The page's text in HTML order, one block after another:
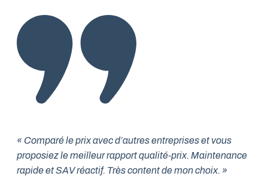
« Comparé le prix avec d’autres entreprises et vous
proposiez le meilleur rapport qualité-prix. Maintenance
rapide et SAV réactif. Très content de mon choix. »